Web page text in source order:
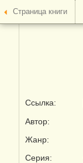
Страница книги
Ссылка:
Автор:
Жанр:
Серия: